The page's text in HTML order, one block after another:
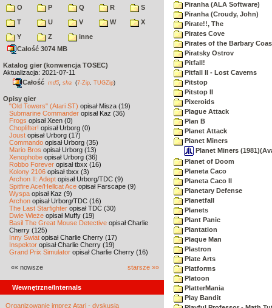
O
P Q R
S
T
U V W
X
Y
Z
inne
Całość 3074 MB
Katalog gier (konwencja TOSEC)
Aktualizacja: 2021-07-11
Całość md5 sha (7-Zip TUGZip)
Opisy gier
"Old Towers" (Atari ST) opisał Misza (19)
Submarine Commander opisał Kaz (36)
Frogs opisał Xeen (0)
Choplifter! opisał Urborg (0)
Joust opisał Urborg (17)
Commando opisał Urborg (35)
Mario Bros opisał Urborg (13)
Xenophobe opisał Urborg (36)
Robbo Forever opisał tbxx (16)
Kolony 2106 opisał tbxx (3)
Archon II: Adept opisał Urborg/TDC (9)
Spitfire Ace/Hellcat Ace opisał Farscape (9)
Wyspa opisał Kaz (9)
Archon opisał Urborg/TDC (16)
The Last Starfighter opisał TDC (30)
Dwie Wieże opisał Muffy (19)
Basil The Great Mouse Detective opisał Charlie
Cherry (125)
Inny Świat opisał Charlie Cherry (17)
Inspektor opisał Charlie Cherry (19)
Grand Prix Simulator opisał Charlie Cherry (16)
«« nowsze starsze »»
Wewnętrzne/Internals
Organizowanie imprez Atari - dyskusja
Piranha (ALA Software)
Piranha (Croudy, John)
Pirate!!, The
Pirates Cove
Pirates of the Barbary
Piratsky Ostrov
Pitfall!
Pitfall II - Lost Caverns
Pitstop
Pitstop II
Pixeroids
Plague Attack
Plan B
Planet Attack
Planet Miners
Planet Miners
Planet of Doom
Planeta Caco
Planeta Caco II
Planetary Defense
Planetfall
Planets
Plant Panic
Plantation
Plaque Man
Plastron
Plate Arts
Platforms
Platoon
PlatterMania
Play Bandit